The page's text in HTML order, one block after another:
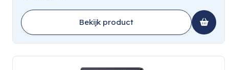
Bekijk product